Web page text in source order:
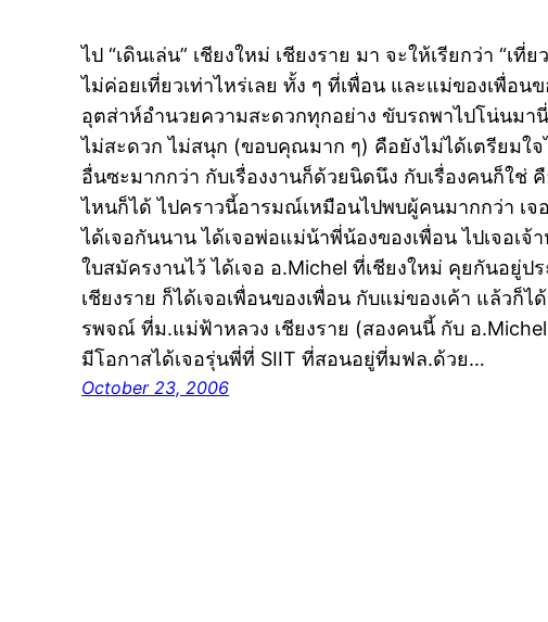
ไป “เดินเล่น” เชียงใหม่ เชียงราย มา จะให้เรียกว่า “เที่
ไม่ค่อยเที่ยวเท่าไหร่เลย ทั้ง ๆ ที่เพื่อน และแม่ของเพื่อน
อุตส่าห์อำนวยความสะดวกทุกอย่าง ขับรถพาไปโน่นมานี่
ไม่สะดวก ไม่สนุก (ขอบคุณมาก ๆ) คือยังไม่ได้เตรียมใจ
อื่นซะมากกว่า กับเรื่องงานก็ด้วยนิดนึง กับเรื่องคนก็ใช่
ไหนก็ได้ ไปคราวนี้อารมณ์เหมือนไปพบผู้คนมากกว่า เจ
ได้เจอกันนาน ได้เจอพ่อแม่น้าพี่น้องของเพื่อน ไปเจอเจ้
ใบสมัครงานไว้ ได้เจอ อ.Michel ที่เชียงใหม่ คุยกันอยู่
เชียงราย ก็ได้เจอเพื่อนของเพื่อน กับแม่ของเค้า แล้วก็ไ
รพจณ์ ที่ม.แม่ฟ้าหลวง เชียงราย (สองคนนี้ กับ อ
มีโอกาสได้เจอรุ่นพี่ที่ SIIT ที่สอนอยู่ที่มฟล.ด้วย…
October 23, 2006